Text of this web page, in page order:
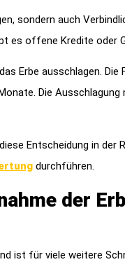
sondern auch
es offene Kredite oder
Erbe ausschlagen.
Die
Entscheidung in der
durchführen.
der
ist für viele weitere